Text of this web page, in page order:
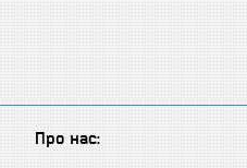
Про нас: